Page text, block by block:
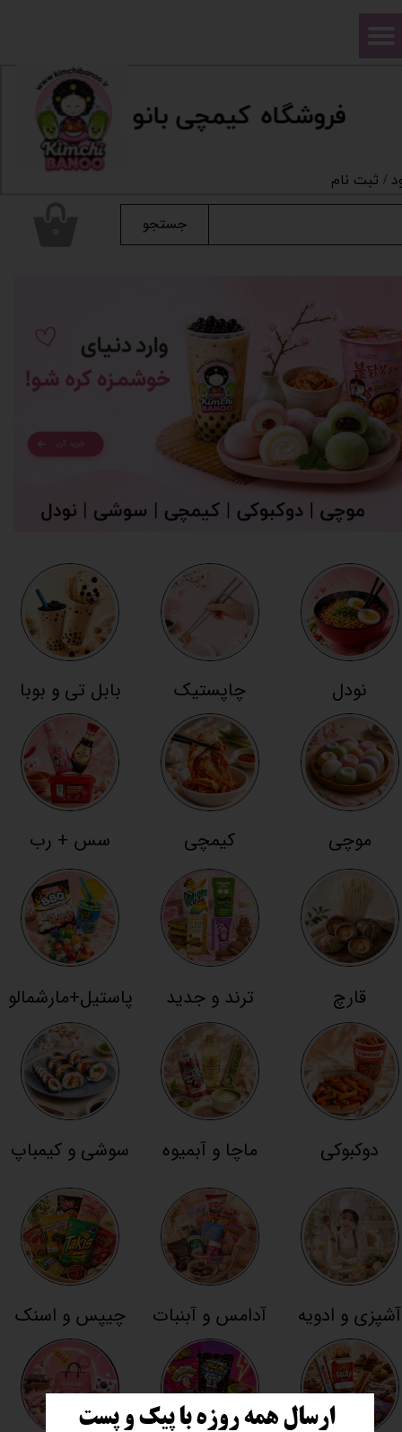
فروشگاه کیمچی بانو
جستجو
/ ثبت نام
سفارشات
نودل چاپستیک بابل تی و بوبا
موچی کیمچی سس + رب
قارچ ترند و جدید پاستیل+مارشمالو
دوکبوکی ماچا و آبمیوه سوشی و کیمباپ
آشپزی و ادویه آدامس و آبنبات چیپس و اسنک
ارسال همه روزه با پیک و پست